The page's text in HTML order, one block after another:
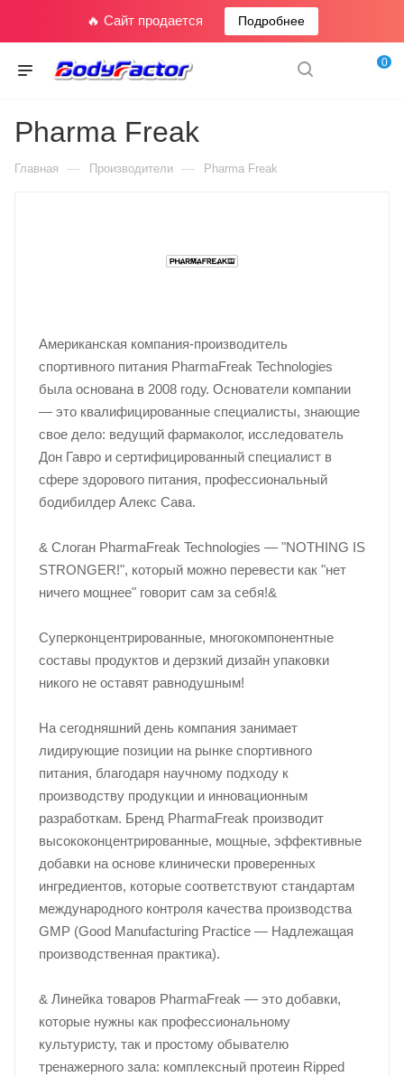
🔥 Сайт продается Подробнее
0
Pharma Freak
Главная — Производители — Pharma Freak
Американская компания-производитель
спортивного питания PharmaFreak Technologies
была основана в 2008 году. Основатели компании
— это квалифицированные специалисты, знающие
свое дело: ведущий фармаколог, исследователь
Дон Гавро и сертифицированный специалист в
сфере здорового питания, профессиональный
бодибилдер Алекс Сава.
& Слоган PharmaFreak Technologies — "NOTHING IS
STRONGER!", который можно перевести как "нет
ничего мощнее" говорит сам за себя!&
Суперконцентрированные, многокомпонентные
составы продуктов и дерзкий дизайн упаковки
никого не оставят равнодушным!
На сегодняшний день компания занимает
лидирующие позиции на рынке спортивного
питания, благодаря научному подходу к
производству продукции и инновационным
разработкам. Бренд PharmaFreak производит
высококонцентрированные, мощные, эффективные
добавки на основе клинически проверенных
ингредиентов, которые соответствуют стандартам
международного контроля качества производства
GMP (Good Manufacturing Practice — Надлежащая
производственная практика).
& Линейка товаров PharmaFreak — это добавки,
которые нужны как профессиональному
культуристу, так и простому обывателю
тренажерного зала: комплексный протеин Ripped